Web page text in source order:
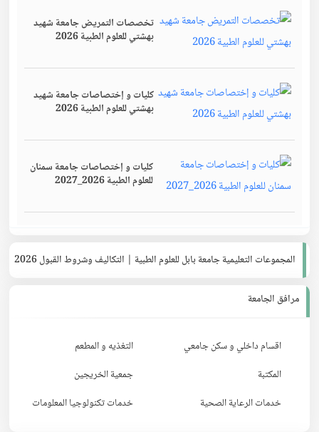
تخصصات التمريض جامعة شهيد
بهشتي للعلوم الطبية 2026
كليات و إختصاصات جامعة شهيد
بهشتي للعلوم الطبية 2026
كليات و إختصاصات جامعة سمنان
للعلوم الطبية 2026_2027
المجموعات التعليمية جامعة بابل للعلوم الطبية | التكاليف وشروط القبول 2026
مرافق الجامعة
اقسام داخلي و سكن جامعي
التغذيه و المطعم
المكتبة
جمعية الخريجين
خدمات الرعاية الصحية
خدمات تكنولوجيا المعلومات